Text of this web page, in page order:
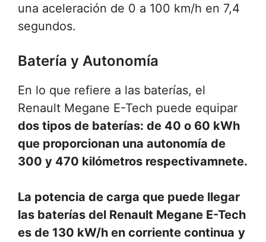
una aceleración de 0 a 100 km/h en 7,4
segundos.
Batería y Autonomía
En lo que refiere a las baterías, el
Renault Megane E-Tech puede equipar
dos tipos de baterías: de 40 o 60 kWh
que proporcionan una autonomía de
300 y 470 kilómetros respectivamnete.
La potencia de carga que puede llegar
las baterías del Renault Megane E-Tech
es de 130 kW/h en corriente continua y